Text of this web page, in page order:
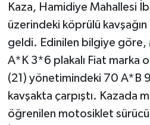
Kaza, Hamidiye Mahallesi
üzerindeki köprülü
geldi. Edinilen bilgiye
A*K 3*6 plakalı Fiat marka
(21) yönetimindeki 70 A*B
kavşakta çarpıştı. Kazada
öğrenilen motosiklet